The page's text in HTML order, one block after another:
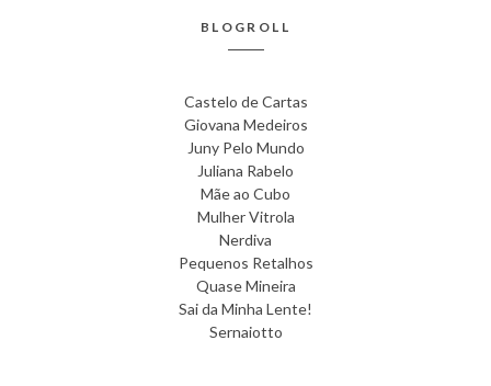
BLOGROLL
Castelo de Cartas
Giovana Medeiros
Juny Pelo Mundo
Juliana Rabelo
Mãe ao Cubo
Mulher Vitrola
Nerdiva
Pequenos Retalhos
Quase Mineira
Sai da Minha Lente!
Sernaiotto